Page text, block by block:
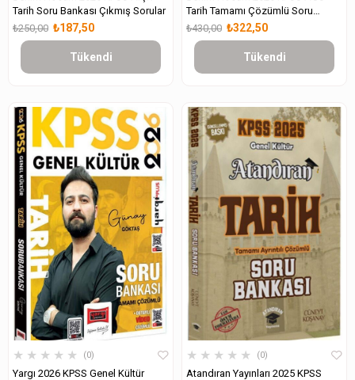
Tarih Soru Bankası Çıkmış Sorular
₺187,50
₺250,00
Tükendi
Tarih Tamamı Çözümlü Soru
Bankası ₺322,50
₺430,00
Tükendi
★ ★ ★ ★ ★ 0
Yargı 2026 KPSS Genel Kültür
★ ★ ★ ★ ★ 0
Atandıran Yayınları 2025 KPSS